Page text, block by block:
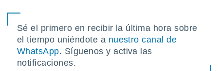
utilizar
crear un
Sé el primero en recibir la última hora sobre
el tiempo uniéndote a nuestro canal de
WhatsApp. Síguenos y activa las
notificaciones.